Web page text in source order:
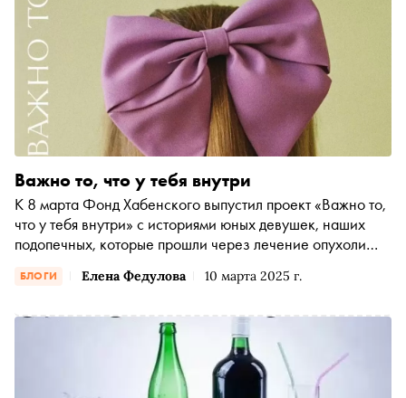
БЛОГИ Елена Федулова 10 марта 2025 г.
Важно то, что у тебя внутри
К 8 марта Фонд Хабенского выпустил проект «Важно то,
что у тебя внутри» с историями юных девушек, наших
подопечных, которые прошли через лечение опухоли